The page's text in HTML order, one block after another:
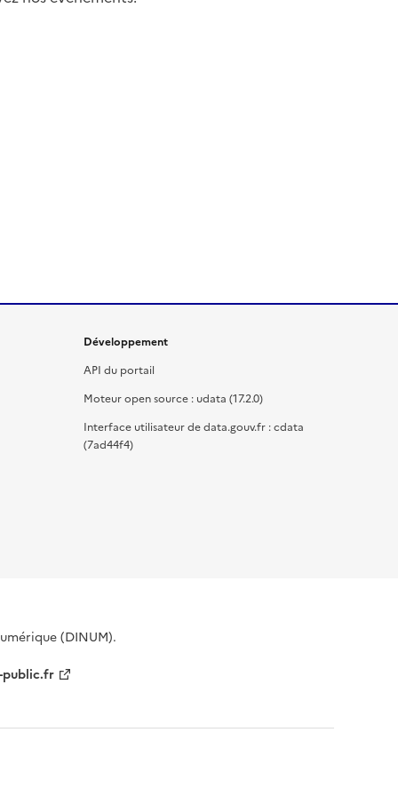
Développement
API du portail
Moteur open source : udata (17.2.0)
Interface utilisateur de data.gouv.fr : cdata
(7ad44f4)
(DINUM).
public.fr